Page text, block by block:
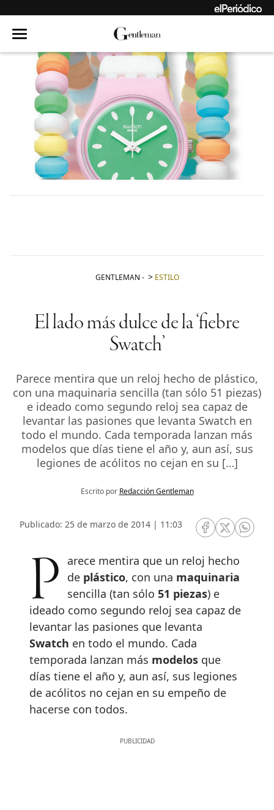
GENTLEMAN - ESTILO
El lado más dulce de la ‘fiebre
Swatch’
Parece mentira que un reloj hecho de plástico,
con una maquinaria sencilla (tan sólo 51 piezas)
e ideado como segundo reloj sea capaz de
levantar las pasiones que levanta Swatch en
todo el mundo. Cada temporada lanzan más
modelos que días tiene el año y, aun así, sus
legiones de acólitos no cejan en su […]
Escrito por Redacción Gentleman
Publicado: 25 de marzo de 2014 | 11:03
RRSS Facebook
RRSSRRSS
Parece mentira que un reloj hecho de plástico, con una maquinaria
sencilla (tan sólo51 piezas) e
ideado como segundo reloj sea capaz de
levantar las pasiones que levanta
Swatch en todo el mundo. Cada
temporada lanzan más modelos que
días tiene el año y, aun así, sus legiones
de acólitos no cejan en su empeño de
hacerse con todos.